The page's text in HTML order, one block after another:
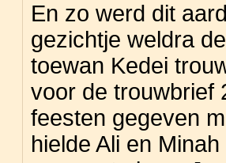
En zo werd dit
gezichtje weldra
toewan Kedei
voor de trouwbrief
feesten gegeven
hielde Ali en